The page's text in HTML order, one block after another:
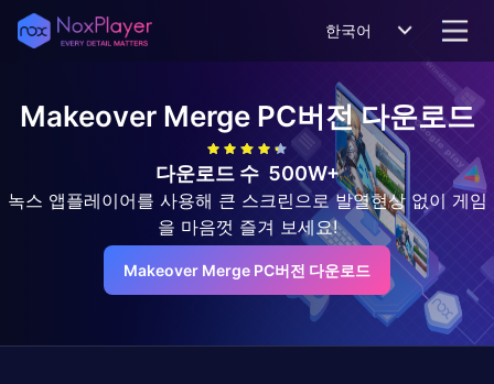
한국어
Makeover MergePC버전 다운로드
다운로드 수 500W+
녹스 앱플레이어를 사용해 큰 스크린으로 발열현상 없이 게임
을 마음껏 즐겨 보세요!
Makeover Merge PC버전 다운로드